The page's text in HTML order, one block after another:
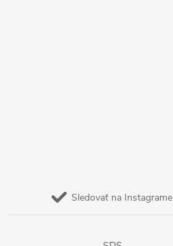
Sledovať na Instagrame